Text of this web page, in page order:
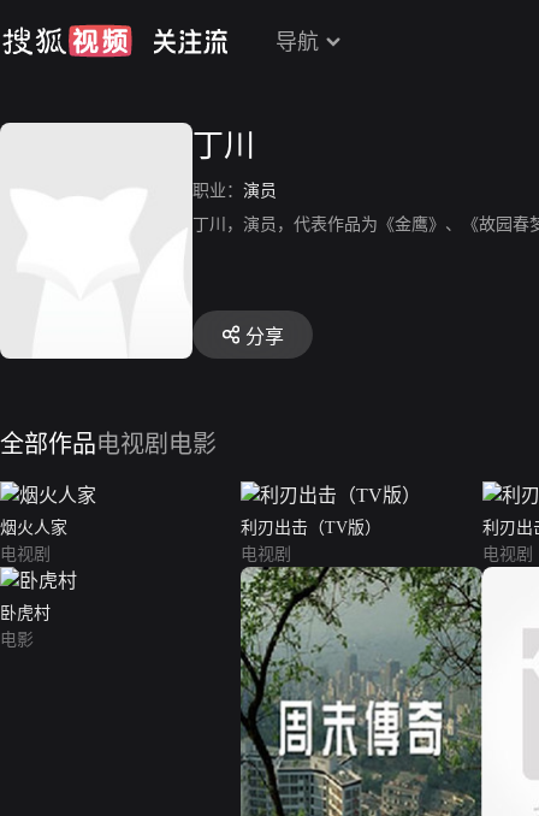
导航
丁川
职业： 演员
丁川，演员，代表作品为《金鹰》、《故园春
分享
全部作品电视剧 电影
烟火人家
电视剧
利刃出击（TV版）
电视剧
利刃出
电视剧
卧虎村
电影